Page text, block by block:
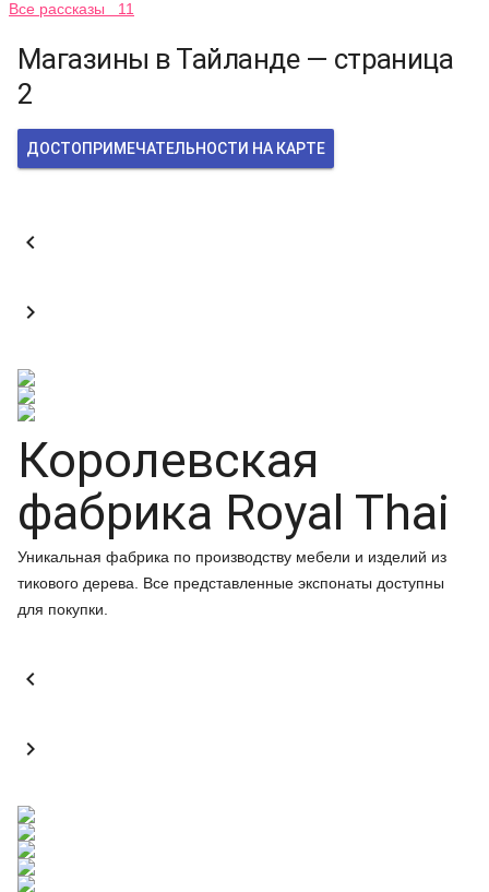
Все рассказы 11
Магазины в Тайланде — страница
2
ДОСТОПРИМЕЧАТЕЛЬНОСТИ НА КАРТЕ


Королевская
фабрика Royal Thai
Уникальная фабрика по производству мебели и изделий из
тикового дерева. Все представленные экспонаты доступны
для покупки.

